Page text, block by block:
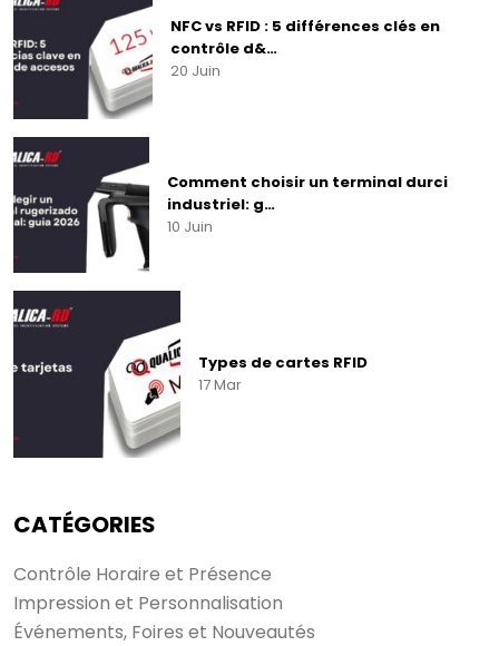
pour voir les résultats.
NFC vs RFID : 5 différences clés en
contrôle d&…
20 Juin
Comment choisir un terminal durci
industriel: g…
10 Juin
Types de cartes RFID
17 Mar
CATÉGORIES
Contrôle Horaire et Présence
Impression et Personnalisation
Événements, Foires et Nouveautés